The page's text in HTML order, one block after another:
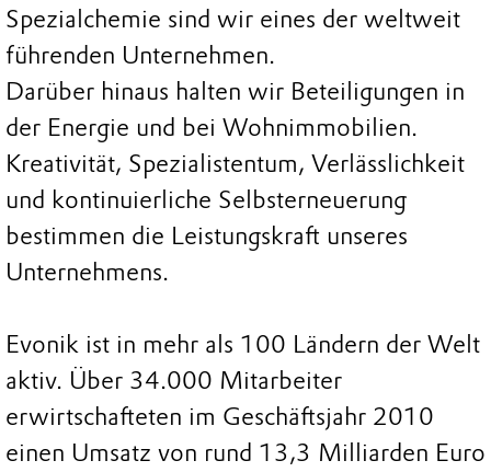
Spezialchemie sind wir eines der weltweit
führenden Unternehmen.
Darüber hinaus halten wir Beteiligungen in
der Energie und bei Wohnimmobilien.
Kreativität, Spezialistentum, Verlässlichkeit
und kontinuierliche Selbsterneuerung
bestimmen die Leistungskraft unseres
Unternehmens.
Evonik ist in mehr als 100 Ländern der Welt
aktiv. Über 34.000 Mitarbeiter
erwirtschafteten im Geschäftsjahr 2010
einen Umsatz von rund 13,3 Milliarden Euro